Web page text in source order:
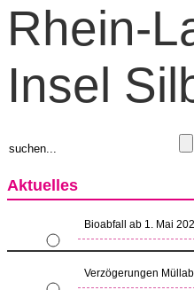
Rhein-
Insel
Aktuelles
Bioabfall ab 1. Mai
Verzögerungen